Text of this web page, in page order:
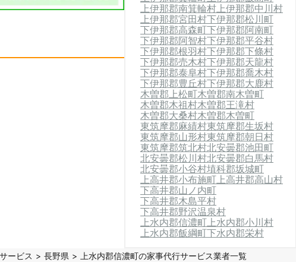
上伊那郡南箕輪村上伊那郡中川村
上伊那郡宮田村下伊那郡松川町
下伊那郡高森町下伊那郡阿南町
下伊那郡阿智村下伊那郡平谷村
下伊那郡根羽村下伊那郡下條村
下伊那郡売木村下伊那郡天龍村
下伊那郡泰阜村下伊那郡喬木村
下伊那郡豊丘村下伊那郡大鹿村
木曽郡上松町木曽郡南木曽町
木曽郡木祖村木曽郡王滝村
木曽郡大桑村木曽郡木曽町
東筑摩郡麻績村東筑摩郡生坂村
東筑摩郡山形村東筑摩郡朝日村
東筑摩郡筑北村北安曇郡池田町
北安曇郡松川村北安曇郡白馬村
北安曇郡小谷村埴科郡坂城町
上高井郡小布施町上高井郡高山村
下高井郡山ノ内町
下高井郡木島平村
下高井郡野沢温泉村
上水内郡信濃町上水内郡小川村
上水内郡飯綱町下水内郡栄村
ービス 長野県 上水内郡信濃町の家事代行サービス業者一覧